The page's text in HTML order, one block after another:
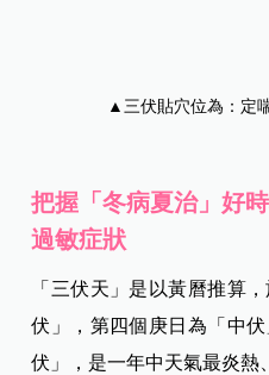
▲三伏貼穴位為：定
把握「冬病夏治」好
過敏症狀
「三伏天」是以黃曆推算
伏」，第四個庚日為「中
伏」，是一年中天氣最炎熱